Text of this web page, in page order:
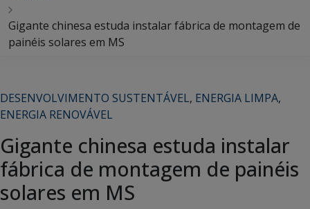
Gigante chinesa estuda instalar fábrica de montagem de
painéis solares em MS
DESENVOLVIMENTO SUSTENTÁVEL, ENERGIA LIMPA,
ENERGIA RENOVÁVEL
Gigante chinesa estuda instalar
fábrica de montagem de painéis
solares em MS